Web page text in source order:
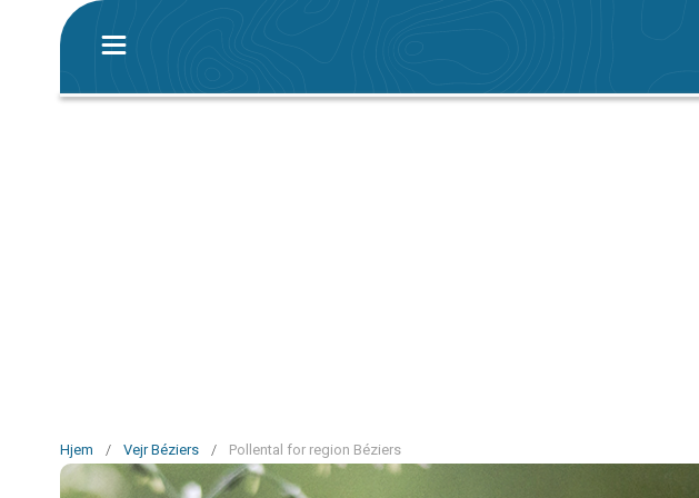
Hjem / Vejr Béziers / Pollental for region Béziers